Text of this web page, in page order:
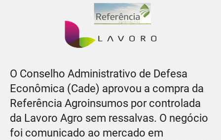
O Conselho Administrativo de Defesa
Econômica (Cade) aprovou a compra da
Referência Agroinsumos por controlada
da Lavoro Agro sem ressalvas. O negócio
foi comunicado ao mercado em